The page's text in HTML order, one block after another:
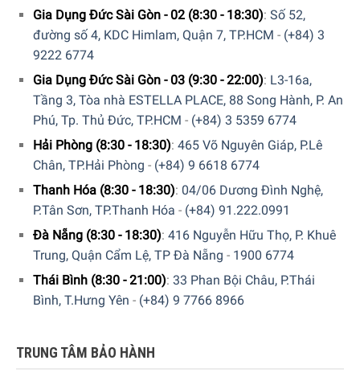
của tủ rượu, các loại rượu vang cũng có thể được chiếu
sáng trong một khoảng thời gian dài hơn.
Gia Dụng Đức Sài Gòn - 02 (8:30 - 18:30): Số 52,
đường số 4, KDC Himlam, Quận 7, TP.HCM - (+84) 3
9222 6774
Gia Dụng Đức Sài Gòn - 03 (9:30 - 22:00): L3-16a,
Tầng 3, Tòa nhà ESTELLA PLACE, 88 Song Hành, P. An
Phú, Tp. Thủ Đức, TP.HCM - (+84) 3 5359 6774
Hải Phòng (8:30 - 18:30): 465 Võ Nguyên Giáp, P.Lê
Chân, TP.Hải Phòng - (+84) 9 6618 6774
Thanh Hóa (8:30 - 18:30): 04/06 Dương Đình Nghệ,
P.Tân Sơn, TP.Thanh Hóa - (+84) 91.222.0991
Đà Nẵng (8:30 - 18:30): 416 Nguyễn Hữu Thọ, P. Khuê
Trung, Quận Cẩm Lệ, TP Đà Nẵng - 1900 6774
Thái Bình (8:30 - 21:00): 33 Phan Bội Châu, P.Thái
Bình, T.Hưng Yên - (+84) 9 7766 8966
TRUNG TÂM BẢO HÀNH